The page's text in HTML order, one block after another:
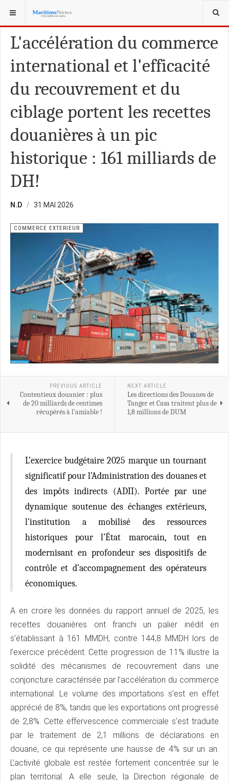
VOUS ÊTES ICI :
L'accélération du commerce
international et l'efficacité
du recouvrement et du
ciblage portent les recettes
douanières à un pic
historique : 161 milliards de
DH!
N.D 31 MAI 2026
COMMERCE EXTERIEUR
PREVIOUS ARTICLE
Contentieux douanier : plus
de 20 milliards de centimes
récupérés à l'amiable !
NEXT ARTICLE
Les directions des Douanes de
Tanger et Casa traitent plus de
1,8 millions de DUM
L’exercice budgétaire 2025 marque un tournant
significatif pour l’Administration des douanes et
des impôts indirects (ADII). Portée par une
dynamique soutenue des échanges extérieurs,
l’institution a mobilisé des ressources
historiques pour l’État marocain, tout en
modernisant en profondeur ses dispositifs de
contrôle et d’accompagnement des opérateurs
économiques.
A en croire les données du rapport annuel de 2025, les
recettes douanières ont franchi un palier inédit en
s’établissant à 161 MMDH, contre 144,8 MMDH lors de
l’exercice précédent. Cette progression de 11% illustre la
solidité des mécanismes de recouvrement dans une
conjoncture caractérisée par l’accélération du commerce
international. Le volume des importations s’est en effet
apprécié de 8%, tandis que les exportations ont progressé
de 2,8%. Cette effervescence commerciale s’est traduite
par le traitement de 2,1 millions de déclarations en
douane, ce qui représente une hausse de 4% sur un an.
L’activité globale est restée fortement concentrée sur le
plan territorial. A elle seule, la Direction régionale de